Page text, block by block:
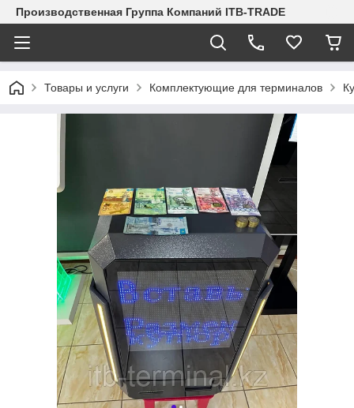
Производственная Группа Компаний ITB-TRADE
Товары и услуги Комплектующие для терминалов